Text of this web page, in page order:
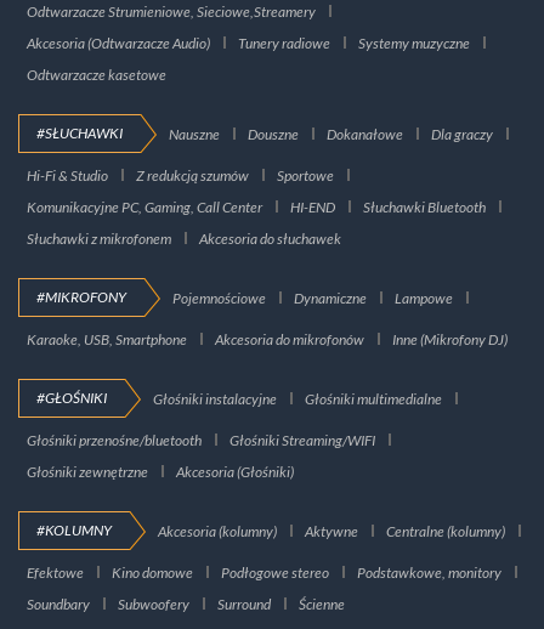
Odtwarzacze Strumieniowe, Sieciowe,Streamery
Akcesoria (Odtwarzacze Audio)
Tunery radiowe
Systemy muzyczne
Odtwarzacze kasetowe
#SŁUCHAWKI Nauszne Douszne Dokanałowe Dla graczy
Hi-Fi & Studio Z redukcją szumów
Sportowe
Komunikacyjne PC, Gaming, Call Center
HI-END
Słuchawki Bluetooth
Słuchawki z mikrofonem
Akcesoria do słuchawek
#MIKROFONY Pojemnościowe Dynamiczne Lampowe
Karaoke, USB, Smartphone Akcesoria do mikrofonów Inne (Mikrofony DJ)
#GŁOŚNIKI Głośniki instalacyjne Głośniki multimedialne
Głośniki przenośne/bluetooth
Głośniki Streaming/WIFI
Głośniki zewnętrzne
Akcesoria (Głośniki)
#KOLUMNY Akcesoria (kolumny) Aktywne Centralne (kolumny)
Efektowe Kino domowe Podłogowe stereo
Podstawkowe, monitory
Soundbary
Subwoofery Surround Ścienne